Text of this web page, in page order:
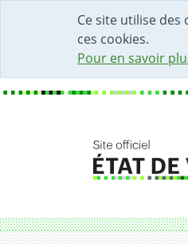
Ce site utilise
ces cookies.
Pour en savoir
DÉBUT DU
ACCÈS AU
PAGE D'ACCUEIL
FORMULAIRE